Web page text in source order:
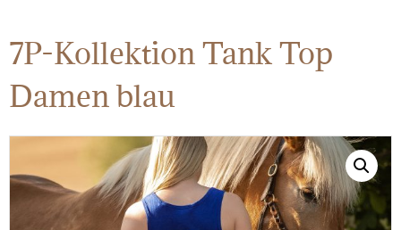
7P-Kollektion Tank Top
Damen blau